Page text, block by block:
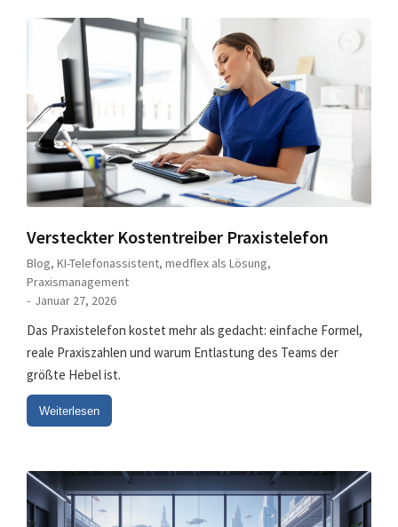
Versteckter Kostentreiber Praxistelefon
Blog, KI-Telefonassistent, medflex als Lösung,
Praxismanagement
Januar 27, 2026
Das Praxistelefon kostet mehr als gedacht: einfache Formel,
reale Praxiszahlen und warum Entlastung des Teams der
größte Hebel ist.
Weiterlesen